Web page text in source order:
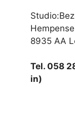
8935 AA
Tel. 058
in)